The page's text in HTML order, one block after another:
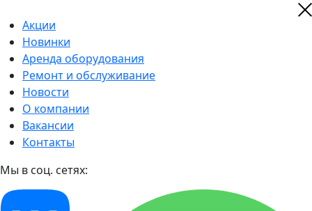
Акции
Новинки
Аренда оборудования
Ремонт и обслуживание
Новости
О компании
Вакансии
Контакты
Мы в соц. сетях: